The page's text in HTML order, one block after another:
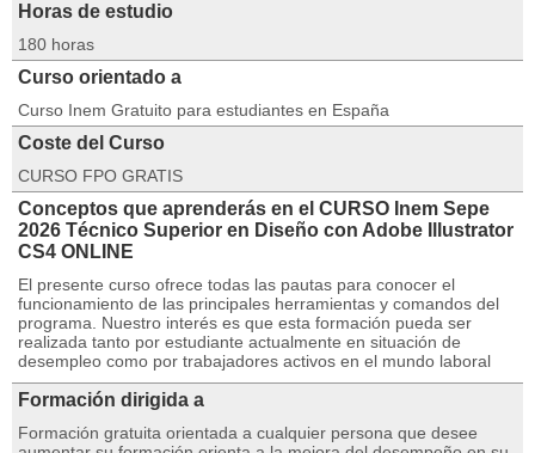
Horas de estudio
180 horas
Curso orientado a
Curso Inem Gratuito para estudiantes en España
Coste del Curso
CURSO FPO GRATIS
Conceptos que aprenderás en el CURSO Inem Sepe
2026 Técnico Superior en Diseño con Adobe Illustrator
CS4 ONLINE
El presente curso ofrece todas las pautas para conocer el
funcionamiento de las principales herramientas y comandos del
programa. Nuestro interés es que esta formación pueda ser
realizada tanto por estudiante actualmente en situación de
desempleo como por trabajadores activos en el mundo laboral
Formación dirigida a
Formación gratuita orientada a cualquier persona que desee